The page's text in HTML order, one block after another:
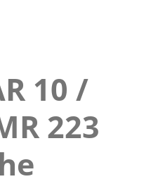
10 /
223